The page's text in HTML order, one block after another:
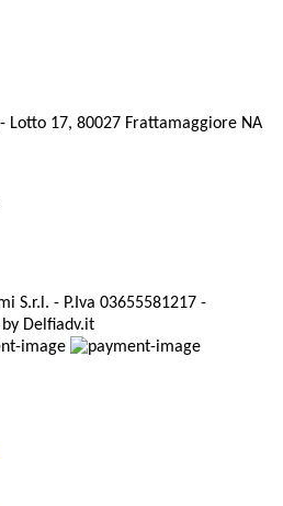
Lotto 17, 80027 Frattamaggiore NA
S.r.l. - P.Iva 03655581217 -
Delfiadv.it